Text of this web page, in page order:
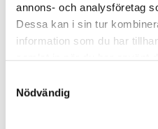
annons- och analysföretag
Dessa kan i sin tur
information som du har
samlat in när du har använt
Nödvändig
Varmt välkommen till
den 29 september – på
digitalt! Under dagen får
praktiska verktyg och